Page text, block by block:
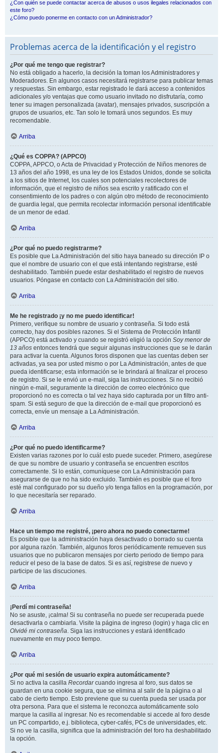
¿Con quién se puede contactar acerca de abusos o usos ilegales relacionados con
este foro?
¿Cómo puedo ponerme en contacto con un Administrador?
Problemas acerca de la identificación y el registro
¿Por qué me tengo que registrar?
No está obligado a hacerlo, la decisión la toman los Administradores y
Moderadores. En algunos casos necesitará registrarse para publicar temas
y respuestas. Sin embargo, estar registrado le dará acceso a contenidos
adicionales y/o ventajas que como usuario invitado no disfrutaría, como
tener su imagen personalizada (avatar), mensajes privados, suscripción a
grupos de usuarios, etc. Tan solo le tomará unos segundos. Es muy
recomendable.
Arriba
¿Qué es COPPA? (APPCO)
COPPA, APPCO, o Acta de Privacidad y Protección de Niños menores de
13 años del año 1998, es una ley de los Estados Unidos, donde se solicita
a los sitios de Internet, los cuales son potenciales recolectores de
información, que el registro de niños sea escrito y ratificado con el
consentimiento de los padres o con algún otro método de reconocimiento
de guardia legal, que permita recolectar información personal identificable
de un menor de edad.
Arriba
¿Por qué no puedo registrarme?
Es posible que La Administración del sitio haya baneado su dirección IP o
que el nombre de usuario con el que está intentando registrarse, esté
deshabilitado. También puede estar deshabilitado el registro de nuevos
usuarios. Póngase en contacto con La Administración del sitio.
Arriba
Me he registrado ¡y no me puedo identificar!
Primero, verifique su nombre de usuario y contraseña. Si todo está
correcto, hay dos posibles razones. Si el Sistema de Protección Infantil
(APPCO) está activado y cuando se registró eligió la opción Soy menor de
13 años entonces tendrá que seguir algunas instrucciones que se le darán
para activar la cuenta. Algunos foros disponen que las cuentas deben ser
activadas, ya sea por usted mismo o por La Administración, antes de que
pueda identificarse; esta información se le brindará al finalizar el proceso
de registro. Si se le envió un e-mail, siga las instrucciones. Si no recibió
ningún e-mail, seguramente la dirección de correo electrónico que
proporcionó no es correcta o tal vez haya sido capturada por un filtro anti-
spam. Si está seguro de que la dirección de e-mail que proporcionó es
correcta, envíe un mensaje a La Administración.
Arriba
¿Por qué no puedo identificarme?
Existen varias razones por lo cuál esto puede suceder. Primero, asegúrese
de que su nombre de usuario y contraseña se encuentren escritos
correctamente. Si lo están, comuníquese con La Administración para
asegurarse de que no ha sido excluido. También es posible que el foro
esté mal configurado por su dueño y/o tenga fallos en la programación, por
lo que necesitaría ser reparado.
Arriba
Hace un tiempo me registré, ¡pero ahora no puedo conectarme!
Es posible que la administración haya desactivado o borrado su cuenta
por alguna razón. También, algunos foros periódicamente remueven sus
usuarios que no publicaron mensajes por cierto periodo de tiempo para
reducir el peso de la base de datos. Si es así, registrese de nuevo y
participe de las discuciones.
Arriba
¡Perdí mi contraseña!
No se asuste, ¡calma! Si su contraseña no puede ser recuperada puede
desactivarla o cambiarla. Visite la página de ingreso (login) y haga clic en
Olvidé mi contraseña. Siga las instrucciones y estará identificado
nuevamente en muy poco tiempo.
Arriba
¿Por qué mi sesión de usuario expira automáticamente?
Si no activa la casilla Recordarcuando ingresa al foro, sus datos se
guardan en una cookie segura, que se elimina al salir de la página o al
cabo de cierto tiempo. Esto previene que su cuenta pueda ser usada por
otra persona. Para que el sistema le reconozca automáticamente solo
marque la casilla al ingresar. No es recomendable si accede al foro desde
un PC compartido, e.j. biblioteca, cyber-cafés, PCs de universidades, etc.
Si no ve la casilla, significa que la administración del foro ha deshabilitado
la opción.